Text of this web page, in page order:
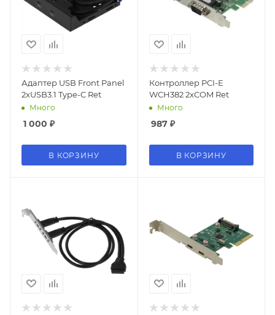
Адаптер USB Front Panel
2xUSB3.1 Type-C Ret
Много
1 000 ₽
В КОРЗИНУ
Контроллер PCI-E
WCH382 2xCOM Ret
Много
987₽
В КОРЗИНУ